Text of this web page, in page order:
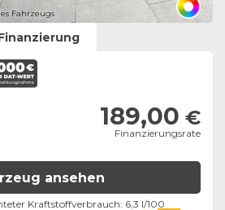
Fahrzeugs
189,00 €
Finanzierungsrate
ansehen
Kraftstoffverbrauch: 6,3 l/100